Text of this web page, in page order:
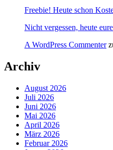
Freebie! Heute schon
Nicht vergessen, heute
A WordPress Commenter
Archiv
August 2026
Juli 2026
Juni 2026
Mai 2026
April 2026
März 2026
Februar 2026